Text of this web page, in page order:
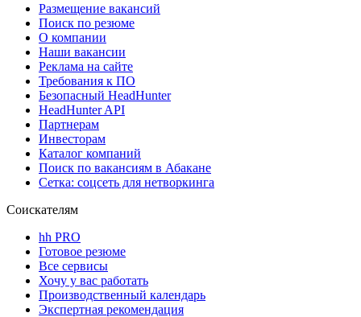
Размещение вакансий
Поиск по резюме
О компании
Наши вакансии
Реклама на сайте
Требования к ПО
Безопасный HeadHunter
HeadHunter API
Партнерам
Инвесторам
Каталог компаний
Поиск по вакансиям в Абакане
Сетка: соцсеть для нетворкинга
Соискателям
hh PRO
Готовое резюме
Все сервисы
Хочу у вас работать
Производственный календарь
Экспертная рекомендация